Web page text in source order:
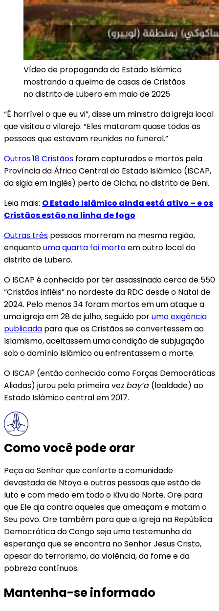
Vídeo de propaganda do Estado Islâmico
mostrando a queima de casas de Cristãos
no distrito de Lubero em maio de 2025
“É horrível o que eu vi”, disse um ministro da igreja local
que visitou o vilarejo. “Eles mataram quase todas as
pessoas que estavam reunidas no funeral.”
Outros 18 Cristãos foram capturados e mortos pela
Província da África Central do Estado Islâmico (ISCAP,
da sigla em Inglês) perto de Oicha, no distrito de Beni.
Leia mais: O Estado Islâmico ainda está ativo – e os
Cristãos estão na linha de fogo
Outras três pessoas morreram na mesma região,
enquantouma quarta foi mortaem outro local do
distrito de Lubero.
O ISCAP é conhecido por ter assassinado cerca de 550
“Cristãos infiéis” no nordeste da RDC desde o Natal de
2024. Pelo menos 34 foram mortos em um ataque a
uma igreja em 28 de julho, seguido poruma exigência
publicada para que os Cristãos se convertessem ao
Islamismo, aceitassem uma condição de subjugação
sob o domínio Islâmico ou enfrentassem a morte.
O ISCAP (então conhecido como Forças Democráticas
Aliadas) jurou pela primeira vez bay’a (lealdade) ao
Estado Islâmico central em 2017.
Como você pode orar
Peça ao Senhor que conforte a comunidade
devastada de Ntoyo e outras pessoas que estão de
luto e com medo em todo o Kivu do Norte. Ore para
que Ele aja contra aqueles que ameaçam e matam o
Seu povo. Ore também para que a Igreja na República
Democrática do Congo seja uma testemunha da
esperança que se encontra no Senhor Jesus Cristo,
apesar do terrorismo, da violência, da fome e da
pobreza contínuos.
Mantenha-se informado